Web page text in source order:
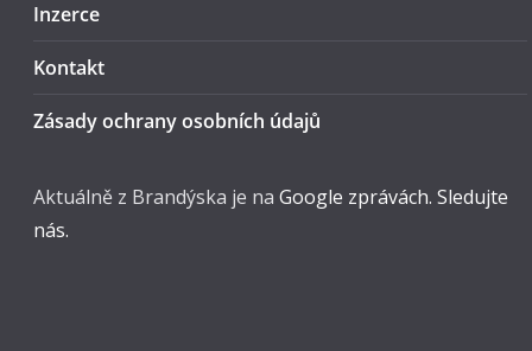
Inzerce
Kontakt
Zásady ochrany osobních údajů
Aktuálně z Brandýska je na Google zprávách. Sledujte
nás.